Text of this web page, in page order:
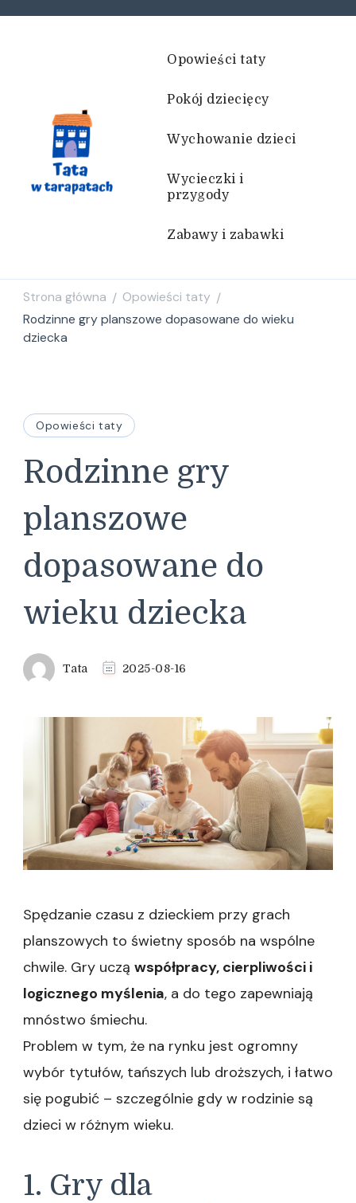
Tata w tarapatach
Opowieści taty
Pokój dziecięcy
Wychowanie dzieci
Wycieczki i
przygody
Zabawy i zabawki
Strona główna / Opowieści taty /
Rodzinne gry planszowe dopasowane do wieku
dziecka
Opowieści taty
Rodzinne gry
planszowe
dopasowane do
wieku dziecka
Tata 2025-08-16
Spędzanie czasu z dzieckiem przy grach
planszowych to świetny sposób na wspólne
chwile. Gry uczą współpracy, cierpliwości i
logicznego myślenia, a do tego zapewniają
mnóstwo śmiechu.
Problem w tym, że na rynku jest ogromny
wybór tytułów, tańszych lub droższych, i łatwo
się pogubić – szczególnie gdy w rodzinie są
dzieci w różnym wieku.
1. Gry dla